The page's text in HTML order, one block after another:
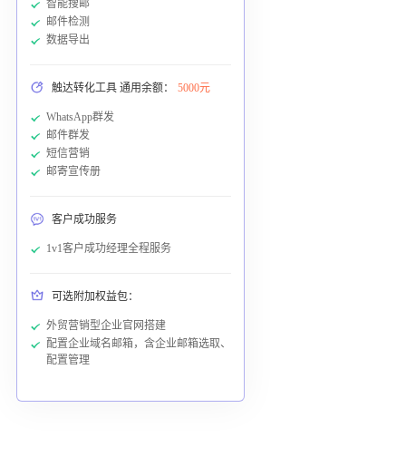
智能搜邮
邮件检测
数据导出
触达转化工具 通用余额： 5000元
WhatsApp群发
邮件群发
短信营销
邮寄宣传册
客户成功服务
1v1客户成功经理全程服务
可选附加权益包：
外贸营销型企业官网搭建
配置企业域名邮箱，含企业邮箱选取、
配置管理